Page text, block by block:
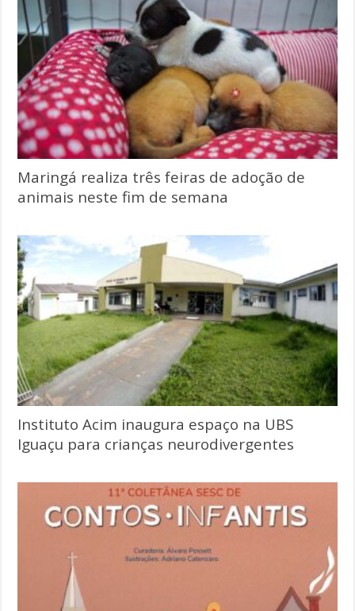
Maringá realiza três feiras de adoção de
animais neste fim de semana
Instituto Acim inaugura espaço na UBS
Iguaçu para crianças neurodivergentes